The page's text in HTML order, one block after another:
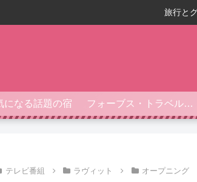
旅行と
になる話題の宿 フォーブス・トラベルガイド
テレビ番組 ラヴィット オープニング